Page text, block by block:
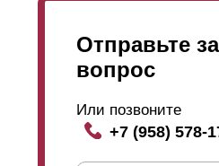
Отправьте
вопрос
Или позвоните
+7 (958) 578-